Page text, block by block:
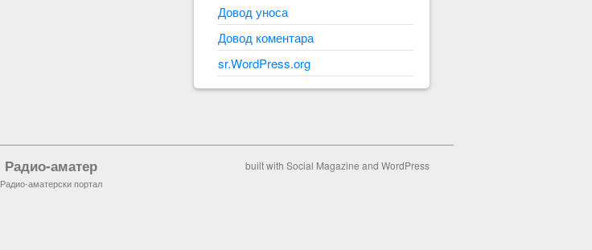
Довод уноса
Довод коментара
sr.WordPress.org
Радио-аматер
Радио-аматерски портал
built with Social Magazine and WordPress